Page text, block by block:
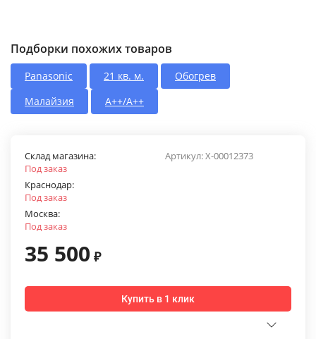
Подборки похожих товаров
Panasonic 21 кв. м.
Обогрев
Малайзия
A++/A++
Артикул:X-00012373
Склад магазина:
Под заказ
Краснодар:
Под заказ
Москва:
Под заказ
35 500 ₽
Купить в 1 клик